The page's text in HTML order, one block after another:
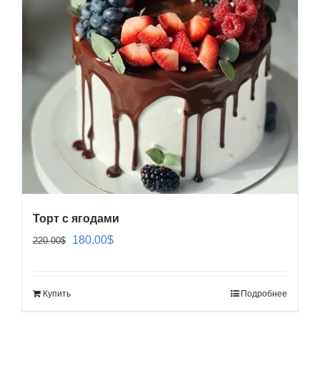
Торт с ягодами
220.00$
Первоначальная
180.00$Текущая
Купить Подробнее